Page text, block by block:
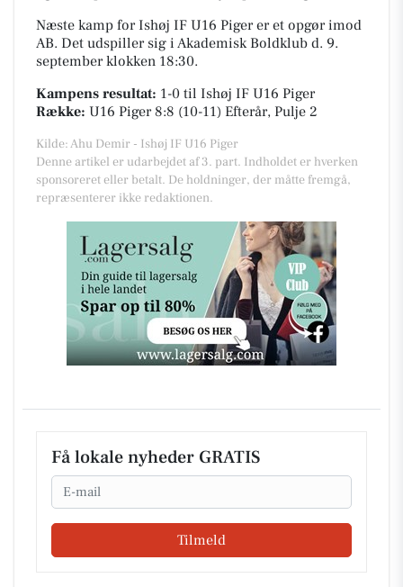
Næste kamp for Ishøj IF U16 Piger er et opgør imod
AB. Det udspiller sig i Akademisk Boldklub d. 9.
september klokken 18:30.
Kampens resultat: 1-0 til Ishøj IF U16 Piger
Række: U16 Piger 8:8 (10-11) Efterår, Pulje 2
Kilde: Ahu Demir - Ishøj IF U16 Piger
Denne artikel er udarbejdet af 3. part. Indholdet er hverken
sponsoreret eller betalt. De holdninger, der måtte fremgå,
repræsenterer ikke redaktionen.
Få lokale nyheder GRATIS
Email
Tilmeld